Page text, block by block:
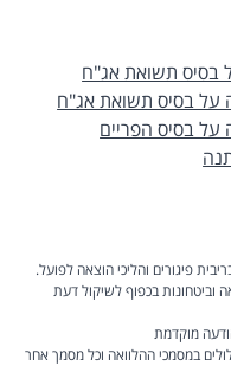
בסיס תשואת אג"ח
על בסיס תשואת אג"ח
בסיס הפריים
פיגורים והליכי הוצאה לפועל.
וביטחונות בכפוף לשיקול דעת
מוקדמת
במסמכי ההלוואה וכל מסמך אחר